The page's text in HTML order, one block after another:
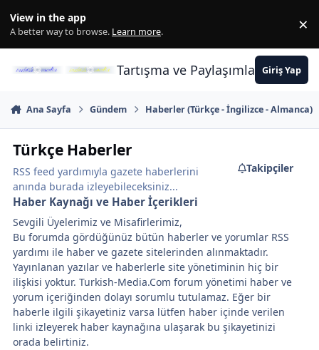
View in the app
A better way to browse. Learn more. ×
Tartışma ve PaylaşımlarınGiriş Yap
Ana Sayfa Gündem Haberler (Türkçe - İngilizce - Almanca)
Türkçe Haberler
RSS feed yardımıyla gazete haberlerini
anında burada izleyebileceksiniz...
Takipçiler
Haber Kaynağı ve Haber İçerikleri
Sevgili Üyelerimiz ve Misafirlerimiz,
Bu forumda gördüğünüz bütün haberler ve yorumlar RSS
yardımı ile haber ve gazete sitelerinden alınmaktadır.
Yayınlanan yazılar ve haberlerle site yönetiminin hiç bir
ilişkisi yoktur. Turkish-Media.Com forum yönetimi haber ve
yorum içeriğinden dolayı sorumlu tutulamaz. Eğer bir
haberle ilgili şikayetiniz varsa lütfen haber içinde verilen
linki izleyerek haber kaynağına ulaşarak bu şikayetinizi
orada belirtiniz.